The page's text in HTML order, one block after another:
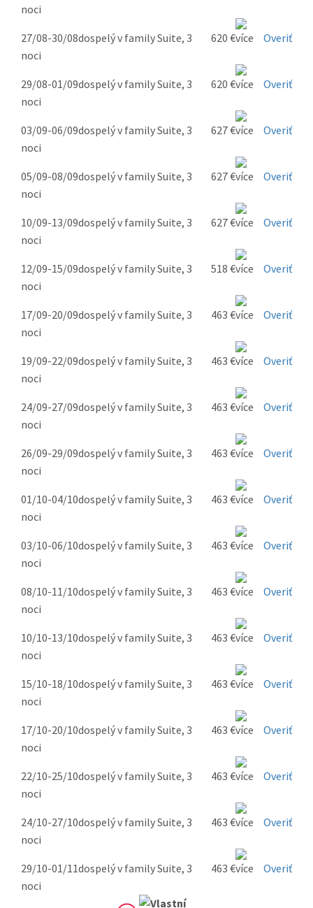
noci
27/08-30/08dospelý v family Suite, 3
noci
620 € Overiť
29/08-01/09dospelý v family Suite, 3
noci
620 € Overiť
03/09-06/09dospelý v family Suite, 3
noci
627 € Overiť
05/09-08/09dospelý v family Suite, 3
noci
627 € Overiť
10/09-13/09dospelý v family Suite, 3
noci
627 € Overiť
12/09-15/09dospelý v family Suite, 3
noci
518 € Overiť
17/09-20/09dospelý v family Suite, 3
noci
463 € Overiť
19/09-22/09dospelý v family Suite, 3
noci
463 € Overiť
24/09-27/09dospelý v family Suite, 3
noci
463 € Overiť
26/09-29/09dospelý v family Suite, 3
noci
463 € Overiť
01/10-04/10dospelý v family Suite, 3
noci
463 € Overiť
03/10-06/10dospelý v family Suite, 3
noci
463 € Overiť
08/10-11/10dospelý v family Suite, 3
noci
463 € Overiť
10/10-13/10dospelý v family Suite, 3
noci
463 € Overiť
15/10-18/10dospelý v family Suite, 3
noci
463 € Overiť
17/10-20/10dospelý v family Suite, 3
noci
463 € Overiť
22/10-25/10dospelý v family Suite, 3
noci
463 € Overiť
24/10-27/10dospelý v family Suite, 3
noci
463 € Overiť
29/10-01/11dospelý v family Suite, 3
noci
463 € Overiť